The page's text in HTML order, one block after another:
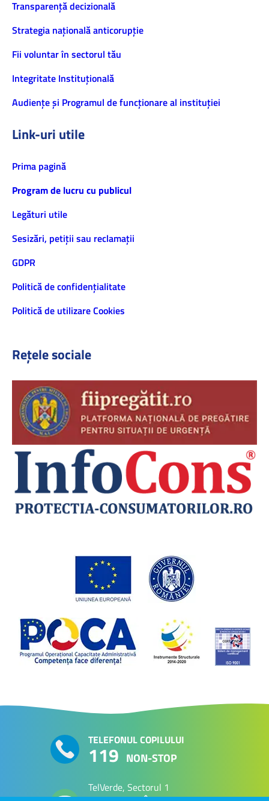
Transparență decizională
Strategia națională anticorupție
Fii voluntar în sectorul tău
Integritate Instituțională
Audiențe și Programul de funcționare al instituției
Link-uri utile
Prima pagină
Program de lucru cu publicul
Legături utile
Sesizări, petiţii sau reclamații
GDPR
Politică de confidenţialitate
Politică de utilizare Cookies
Rețele sociale
TELEFONUL COPILULUI
119 NON-STOP
TelVerde, Sectorul 1